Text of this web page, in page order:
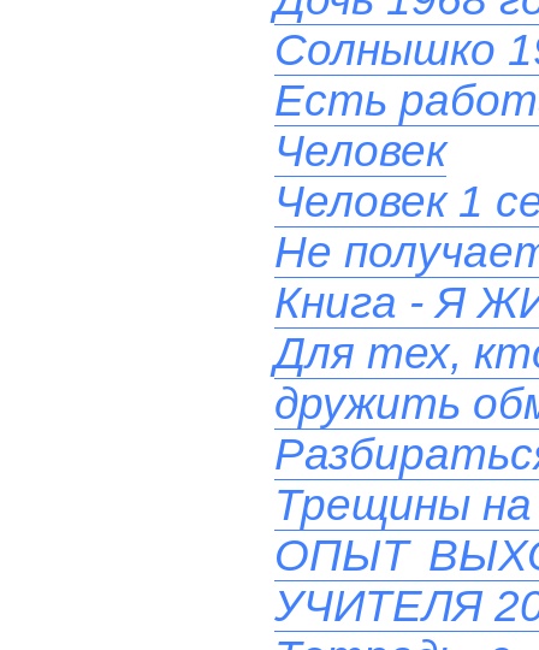
Солнышко
Есть
Человек
Человек 1
Не
Книга - Я
Для тех,
дружить
Трещины
ОПЫТ
УЧИТЕЛЯ